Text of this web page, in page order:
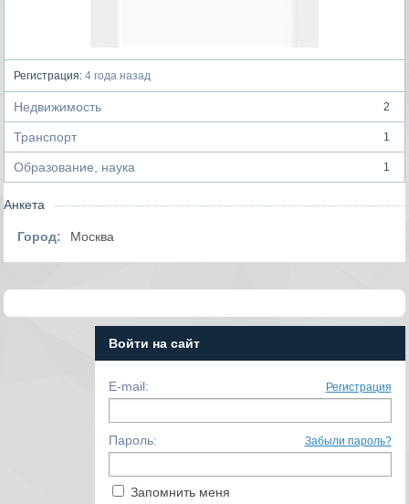
Регистрация: 4 года назад
Недвижимость 2
Транспорт 1
Образование, наука 1
Анкета
Город: Москва
Войти на сайт
E-mail: Регистрация
Пароль: Забыли пароль?
Запомнить меня